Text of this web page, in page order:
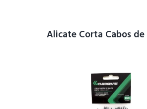
Alicate Corta Cabos de